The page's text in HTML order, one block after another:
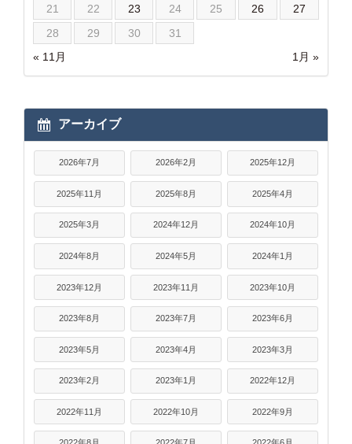
« 11月 1月 »
21
22 23 24 25 26
27
28
29 30 31
アーカイブ
2026年7月 2026年2月 2025年12月
2025年11月 2025年8月 2025年4月
2025年3月 2024年12月 2024年10月
2024年8月 2024年5月 2024年1月
2023年12月 2023年11月 2023年10月
2023年8月 2023年7月 2023年6月
2023年5月 2023年4月 2023年3月
2023年2月 2023年1月 2022年12月
2022年11月 2022年10月 2022年9月